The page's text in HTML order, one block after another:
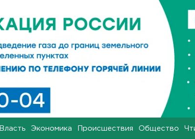
Власть Экономика Происшествия Общество